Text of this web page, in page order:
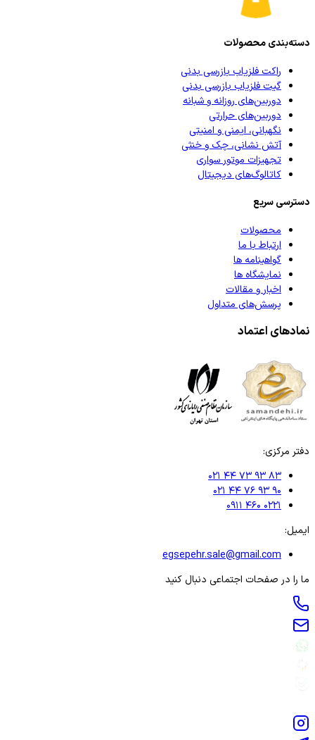
دسته‌بندی محصولات
راکت فلزیاب بازرسی بدنی
گیت فلزیاب بازرسی بدنی
دوربین‌های روزانه و شبانه
دوربین‌های حرارتی
نگهبانی، ایمنی و امنیتی
آتش نشانی، چک و خنثی
تجهیزات موتور سواری
کاتالوگ‌های دیجیتال
دسترسی سریع
محصولات
ارتباط با ما
گواهینامه ها
نمایشگاه ها
اخبار و مقالات
پرسش‌های متداول
نمادهای اعتماد
دفتر مرکزی:
۰۲۱ ۴۴ ۷۳ ۹۳ ۸۳
۰۲۱ ۴۴ ۷۶ ۹۳ ۹۰
۰۹۱۱ ۴۶۰ ۰۲۲۱
ایمیل:
egsepehr.sale@gmail.com
ما را در صفحات اجتماعی دنبال کنید